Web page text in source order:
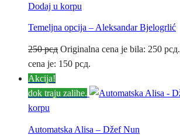
Dodaj u korpu
Temeljna opcija – Aleksandar Bjelogrlić
250рсд Originalna cena je bila: 250 рсд.
cena je: 150 рсд.
Akcija!
dok traju zalihe.
korpu
Automatska Alisa – Džef Nun